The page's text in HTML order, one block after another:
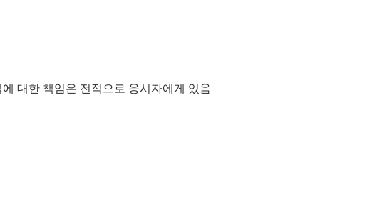
대한 책임은 전적으로 응시자에게 있음